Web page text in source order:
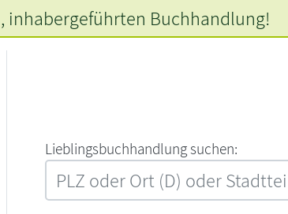
L‍i‍e‍b‍l‍i‍n‍g‍s‍b‍u‍c‍h‍h‍a‍n‍d‍l‍u‍n‍g‍ ‍s‍u‍c‍h‍e‍n‍:‍
, inhabergeführten Buchhandlung!